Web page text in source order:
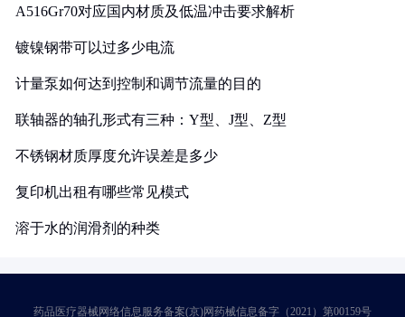
A516Gr70对应国内材质及低温冲击要求解析
镀镍钢带可以过多少电流
计量泵如何达到控制和调节流量的目的
联轴器的轴孔形式有三种：Y型、J型、Z型
不锈钢材质厚度允许误差是多少
复印机出租有哪些常见模式
溶于水的润滑剂的种类
药品医疗器械网络信息服务备案(京)网药械信息备字（2021）第00159号